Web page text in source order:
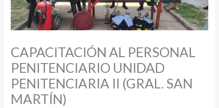
CAPACITACIÓN AL PERSONAL
PENITENCIARIO UNIDAD
PENITENCIARIA II (GRAL. SAN
MARTÍN)